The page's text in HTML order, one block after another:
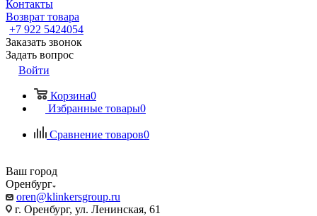
Контакты
Возврат товара
+7 922 5424054
Заказать звонок
Задать вопрос
Войти
Корзина0
Избранные товары0
Сравнение товаров0
Ваш город
Оренбург
oren@klinkersgroup.ru
г. Оренбург, ул. Ленинская, 61